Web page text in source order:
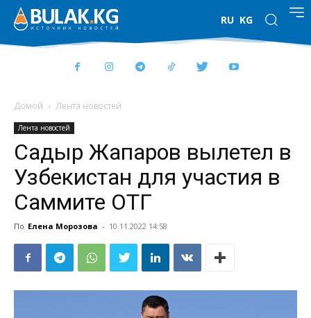
RU KG
Домой Лента новостей
Лента новостей
Садыр Жапаров вылетел в
Узбекистан для участия в
Саммите ОТГ
По Елена Морозова - 10.11.2022 14:58